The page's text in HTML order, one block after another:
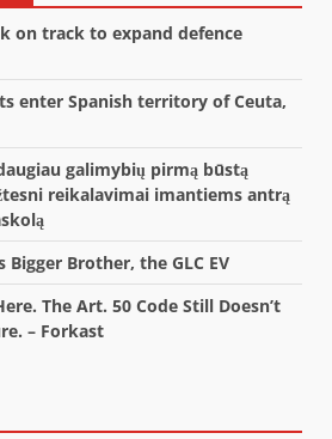
on track to expand defence
enter Spanish territory of Ceuta,
galimybių pirmą būstą
reikalavimai imantiems antrą
Brother, the GLC EV
The Art. 50 Code Still Doesn’t
– Forkast